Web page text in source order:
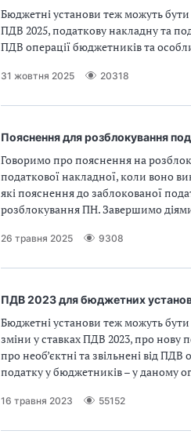
Бюджетні установи теж можуть
ПДВ 2025, податкову накладну та
ПДВ операції бюджетників та
31 жовтня 2025 20318
Пояснення для розблокування
Говоримо про пояснення на
податкової накладної, коли воно
які пояснення до заблокованої
розблокування ПН. Завершимо
26 травня 2025 9308
ПДВ 2023 для бюджетних
Бюджетні установи теж можуть
зміни у ставках ПДВ 2023, про нову
про необ’єктні та звільнені від
податку у бюджетників – у даному
16 травня 2023 55152